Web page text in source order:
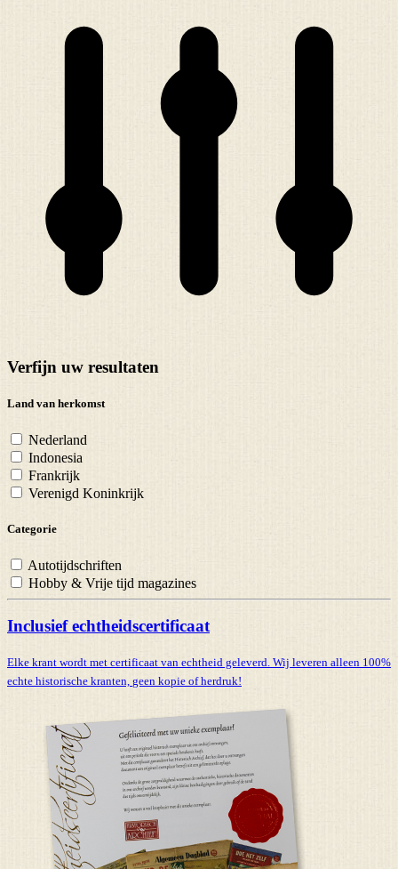
Verfijn uw resultaten
Land van herkomst
Nederland
Indonesia
Frankrijk
Verenigd Koninkrijk
Categorie
Autotijdschriften
Hobby & Vrije tijd magazines
Inclusief echtheidscertificaat
Elke krant wordt met certificaat van echtheid geleverd. Wij leveren alleen 100%
echte historische kranten, geen kopie of herdruk!